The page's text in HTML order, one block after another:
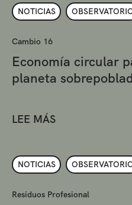
NOTICIAS
Cambio 16
Economía circular
planeta
LEE MÁS
NOTICIAS
Residuos Profesional